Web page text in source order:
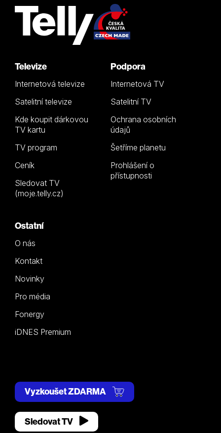
Televize
Internetová televize
Satelitní televize
Kde koupit dárkovou
TV kartu
TV program
Ceník
Sledovat TV
(moje.telly.cz)
Podpora
Internetová TV
Satelitní TV
Ochrana osobních
údajů
Šetříme planetu
Prohlášení o
přístupnosti
Ostatní
O nás
Kontakt
Novinky
Pro média
Fonergy
iDNES Premium
Vyzkoušet ZDARMA
Sledovat TV